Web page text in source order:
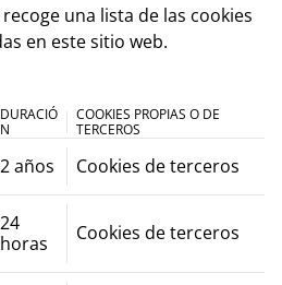
una lista de las cookies
en este sitio web.
DURACIÓ
N
COOKIES PROPIAS O DE
TERCEROS
2 años Cookies de terceros
24
horas
Cookies de terceros